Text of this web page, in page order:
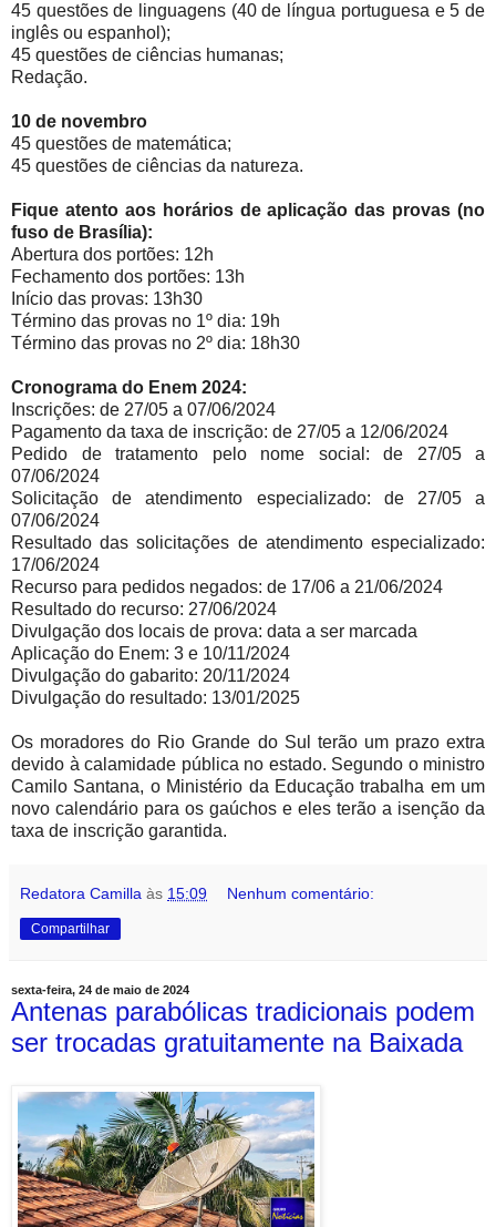
45 questões de linguagens (40 de língua portuguesa e 5 de
inglês ou espanhol);
45 questões de ciências humanas;
Redação.
10 de novembro
45 questões de matemática;
45 questões de ciências da natureza.
Fique atento aos horários de aplicação das provas (no
fuso de Brasília):
Abertura dos portões: 12h
Fechamento dos portões: 13h
Início das provas: 13h30
Término das provas no 1º dia: 19h
Término das provas no 2º dia: 18h30
Cronograma do Enem 2024:
Inscrições: de 27/05 a 07/06/2024
Pagamento da taxa de inscrição: de 27/05 a 12/06/2024
Pedido de tratamento pelo nome social: de 27/05 a
07/06/2024
Solicitação de atendimento especializado: de 27/05 a
07/06/2024
Resultado das solicitações de atendimento especializado:
17/06/2024
Recurso para pedidos negados: de 17/06 a 21/06/2024
Resultado do recurso: 27/06/2024
Divulgação dos locais de prova: data a ser marcada
Aplicação do Enem: 3 e 10/11/2024
Divulgação do gabarito: 20/11/2024
Divulgação do resultado: 13/01/2025
Os moradores do Rio Grande do Sul terão um prazo extra
devido à calamidade pública no estado. Segundo o ministro
Camilo Santana, o Ministério da Educação trabalha em um
novo calendário para os gaúchos e eles terão a isenção da
taxa de inscrição garantida.
Redatora Camilla às 15:09 Nenhum comentário:
Compartilhar
sexta-feira, 24 de maio de 2024
Antenas parabólicas tradicionais podem
ser trocadas gratuitamente na Baixada